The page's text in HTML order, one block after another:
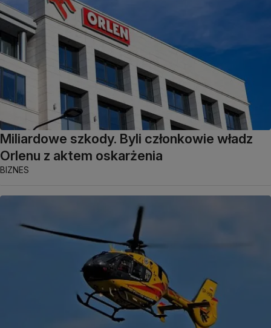
Miliardowe szkody. Byli członkowie władz
Orlenu z aktem oskarżenia
BIZNES